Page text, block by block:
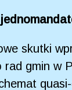
skutki
gmin w